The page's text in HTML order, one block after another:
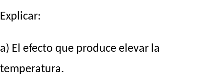
Explicar:
a) El efecto que produce elevar la
temperatura.